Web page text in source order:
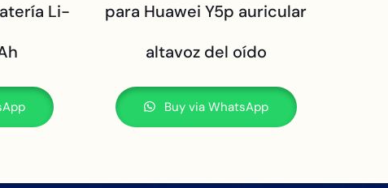
Li-
para Huawei Y5p auricular
altavoz del oído
Buy via WhatsApp